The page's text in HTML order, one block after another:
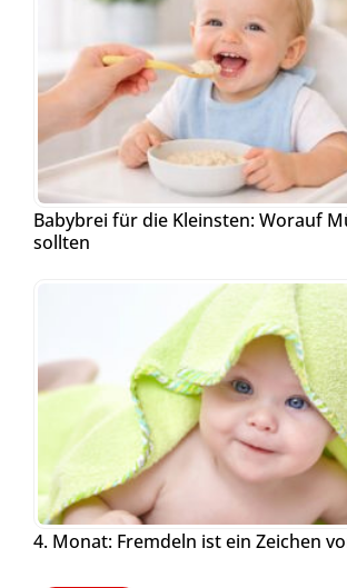
Babybrei für die Kleinsten: Worauf
sollten
4. Monat: Fremdeln ist ein Zeichen